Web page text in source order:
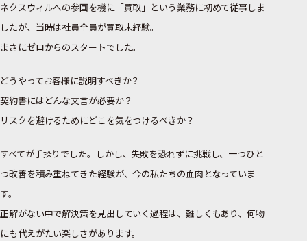
ネクスウィルへの参画を機に「買取」という業務に初めて従事しま
したが、当時は社員全員が買取未経験。
まさにゼロからのスタートでした。
どうやってお客様に説明すべきか？
契約書にはどんな文言が必要か？
リスクを避けるためにどこを気をつけるべきか？
すべてが手探りでした。しかし、失敗を恐れずに挑戦し、一つひと
つ改善を積み重ねてきた経験が、今の私たちの血肉となっていま
す。
正解がない中で解決策を見出していく過程は、難しくもあり、何物
にも代えがたい楽しさがあります。